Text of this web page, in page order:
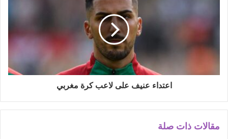
اعتداء عنيف على لاعب كرة مغربي
مقالات ذات صلة